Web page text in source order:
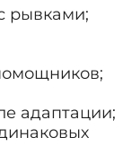
рывками;
адаптации;